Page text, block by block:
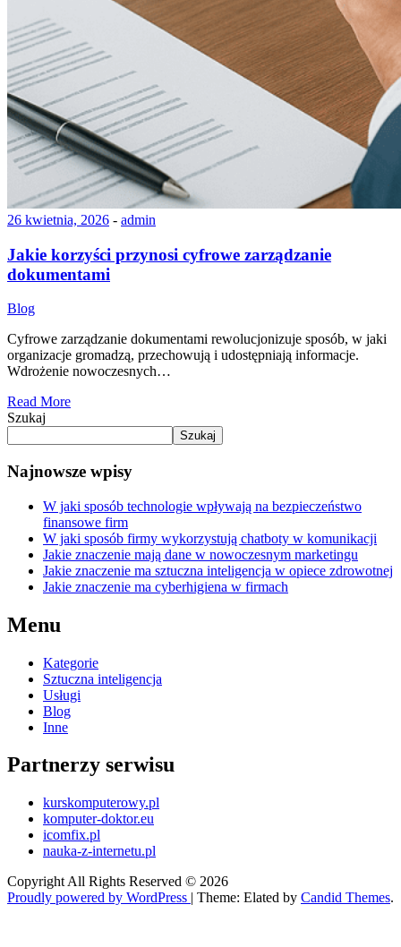
26 kwietnia, 2026 - admin
Jakie korzyści przynosi cyfrowe zarządzanie
dokumentami
Blog
Cyfrowe zarządzanie dokumentami rewolucjonizuje sposób, w jaki
organizacje gromadzą, przechowują i udostępniają informacje.
Wdrożenie nowoczesnych…
Read More
Szukaj
Szukaj
Najnowsze wpisy
W jaki sposób technologie wpływają na bezpieczeństwo
finansowe firm
W jaki sposób firmy wykorzystują chatboty w komunikacji
Jakie znaczenie mają dane w nowoczesnym marketingu
Jakie znaczenie ma sztuczna inteligencja w opiece zdrowotnej
Jakie znaczenie ma cyberhigiena w firmach
Menu
Kategorie
Sztuczna inteligencja
Usługi
Blog
Inne
Partnerzy serwisu
kurskomputerowy.pl
komputer-doktor.eu
icomfix.pl
nauka-z-internetu.pl
Copyright All Rights Reserved © 2026
Proudly powered by WordPress | Theme: Elated by Candid Themes.